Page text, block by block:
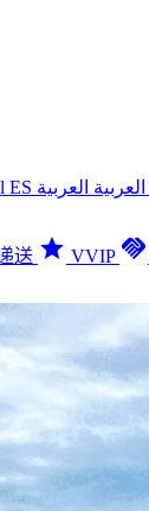
ES العربية العربية
送 star VVIP handshake